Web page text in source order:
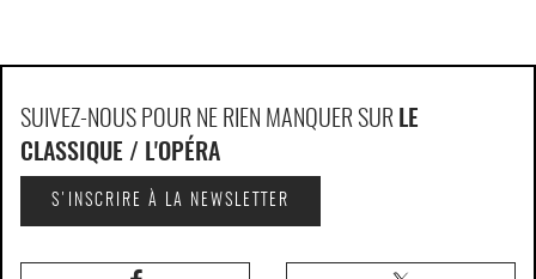
SUIVEZ-NOUS POUR NE RIEN MANQUER SUR LE
CLASSIQUE / L'OPÉRA
S'INSCRIRE À LA NEWSLETTER